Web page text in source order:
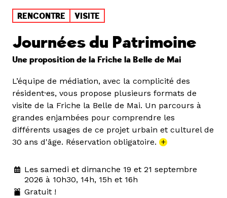
RENCONTRE VISITE
Journées du Patrimoine
Une proposition de la Friche la Belle de Mai
L’équipe de médiation, avec la complicité des
résident·es, vous propose plusieurs formats de
visite de la Friche la Belle de Mai. Un parcours à
grandes enjambées pour comprendre les
différents usages de ce projet urbain et culturel de
30 ans d'âge. Réservation obligatoire. +
Les samedi et dimanche 19 et 21 septembre
2026 à 10h30, 14h, 15h et 16h
Gratuit !